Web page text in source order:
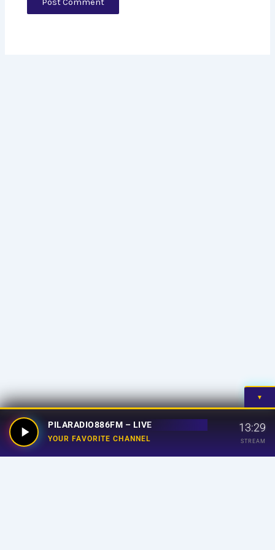
▼
PILARADIO886FM – LIVE
YOUR FAVORITE CHANNEL
13:29
STREAM